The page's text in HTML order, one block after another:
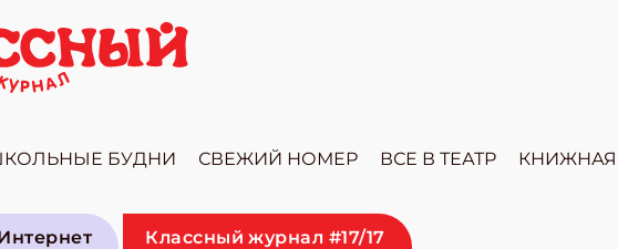
БУДНИ СВЕЖИЙ НОМЕР ВСЕ В ТЕАТР
Классный журнал #17/17